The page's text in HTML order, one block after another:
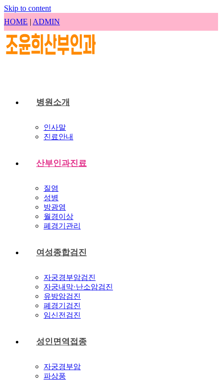
Skip to content
HOME | ADMIN
병원소개
인사말
진료안내
산부인과진료
질염
성병
방광염
월경이상
폐경기관리
여성종합검진
자궁경부암검진
자궁내막·난소암검진
유방암검진
폐경기검진
임신전검진
성인면역접종
자궁경부암
파상풍